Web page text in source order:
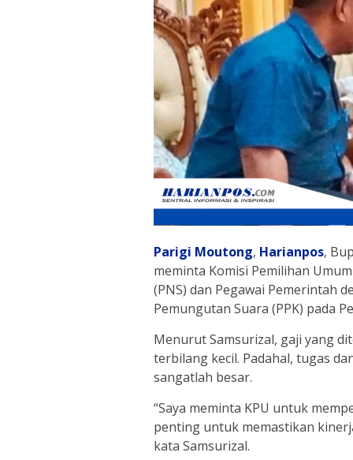
Parigi Moutong, Harianpos,
meminta Komisi Pemilihan
(PNS) dan Pegawai Pemerintah
Pemungutan Suara (PPK) pada
Menurut Samsurizal, gaji yang
terbilang kecil. Padahal, tugas
sangatlah besar.
“Saya meminta KPU untuk
penting untuk memastikan
kata Samsurizal.